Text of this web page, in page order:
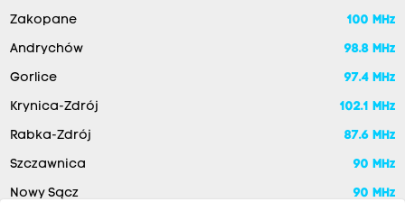
Zakopane 100 MHz
Andrychów 98.8 MHz
Gorlice 97.4 MHz
Krynica-Zdrój 102.1 MHz
Rabka-Zdrój 87.6 MHz
Szczawnica 90 MHz
Nowy Sącz
90 MHz